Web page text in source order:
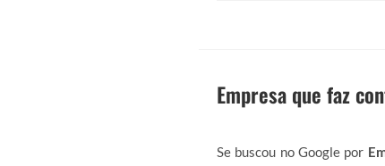
Empresa que faz
Se buscou no Google por